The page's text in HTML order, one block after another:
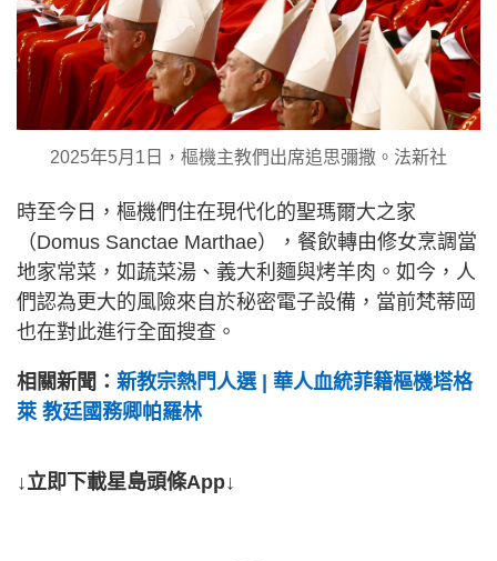
2025年5月1日，樞機主教們出席追思彌撒。法新社
時至今日，樞機們住在現代化的聖瑪爾大之家
（Domus Sanctae Marthae），餐飲轉由修女烹調當
地家常菜，如蔬菜湯、義大利麵與烤羊肉。如今，人
們認為更大的風險來自於秘密電子設備，當前梵蒂岡
也在對此進行全面搜查。
相關新聞： 新教宗熱門人選 | 華人血統菲籍樞機塔格
萊 教廷國務卿帕羅林
↓立即下載星島頭條App↓